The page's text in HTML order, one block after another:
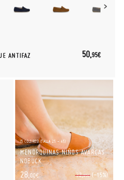
ANTIFAZ 50,95€
(5 COLORES) (TALLA 25 - 45)
MENORQUINAS NIÑOS AVARCAS
NOBUCK
32,95€ (-15%)
28,00€